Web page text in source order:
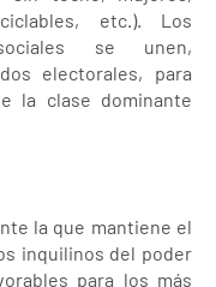
etc.). Los
se unen,
electorales, para
la clase dominante
la que mantiene el
inquilinos del poder
para los más